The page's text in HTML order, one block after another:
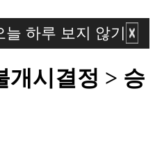
늘 하루 보지 않기
개시결정 > 승